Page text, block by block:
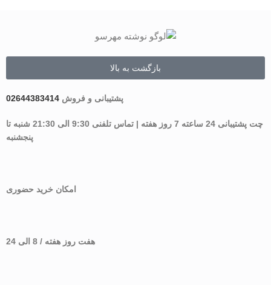
بازگشت به بالا
پشتیبانی و فروش 02644383414
چت پشتیبانی 24 ساعته 7 روز هفته | تماس تلفنی 9:30 الی 21:30 شنبه تا
پنجشنبه
امکان خرید حضوری
هفت روز هفته / 8 الی 24